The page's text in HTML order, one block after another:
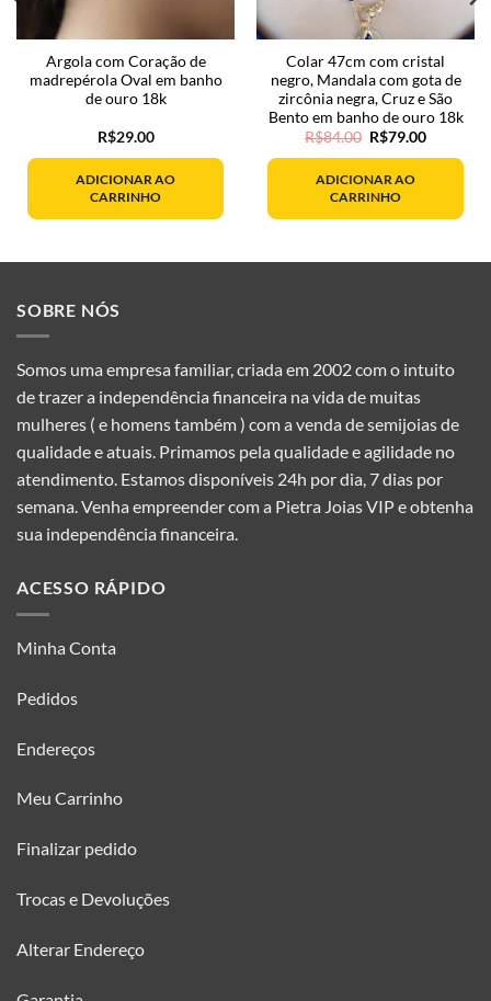
Argola com Coração de
madrepérola Oval em banho
de ouro 18k
R$29.00
ADICIONAR AO
CARRINHO
Colar 47cm com cristal
negro, Mandala com gota de
zircônia negra, Cruz e São
Bento em banho de ouro 18k
R$84.00 O
era:
R$84.00.
R$79.00O
atual
ADICIONAR AO
CARRINHO
SOBRE NÓS
Somos uma empresa familiar, criada em 2002 com o intuito
de trazer a independência financeira na vida de muitas
mulheres ( e homens também ) com a venda de semijoias de
qualidade e atuais. Primamos pela qualidade e agilidade no
atendimento. Estamos disponíveis 24h por dia, 7 dias por
semana. Venha empreender com a Pietra Joias VIP e obtenha
sua independência financeira.
ACESSO RÁPIDO
Minha Conta
Pedidos
Endereços
Meu Carrinho
Finalizar pedido
Trocas e Devoluções
Alterar Endereço